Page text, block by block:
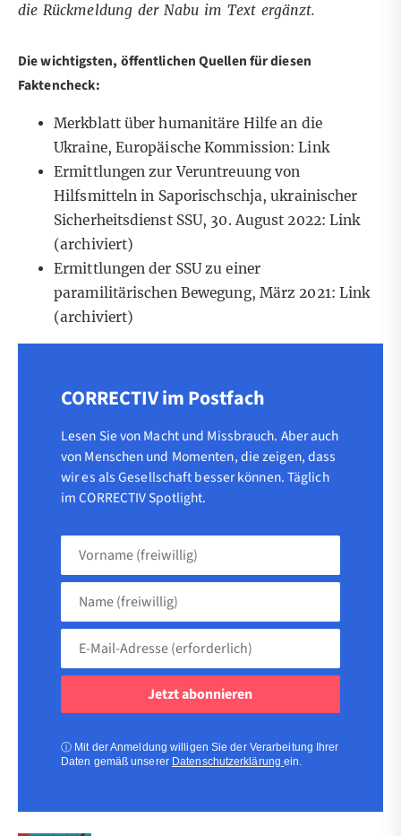
die Rückmeldung der Nabu im Text ergänzt.
Die wichtigsten, öffentlichen Quellen für diesen
Faktencheck:
Merkblatt über humanitäre Hilfe an die
Ukraine, Europäische Kommission:Link
Ermittlungen zur Veruntreuung von
Hilfsmitteln in Saporischschja, ukrainischer
Sicherheitsdienst SSU, 30. August 2022:Link
(archiviert)
Ermittlungen der SSU zu einer
paramilitärischen Bewegung, März 2021: Link
(archiviert)
CORRECTIV im Postfach
Lesen Sie von Macht und Missbrauch. Aber auch
von Menschen und Momenten, die zeigen, dass
wir es als Gesellschaft besser können. Täglich
im CORRECTIV Spotlight.
Vorname
Name
(freiwillig)
Adresse
ⓘ Mit der Anmeldung willigen Sie der Verarbeitung Ihrer
Daten gemäß unserer Datenschutzerklärungein.